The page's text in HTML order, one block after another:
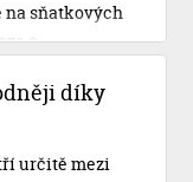
na sňatkových
a
díky
určitě mezi